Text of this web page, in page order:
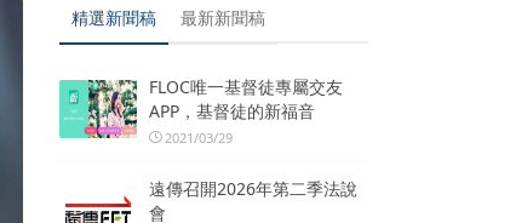
精選新聞稿 最新新聞稿
FLOC唯一基督徒專屬交友
APP，基督徒的新福音
2021/03/29
遠傳召開2026年第二季法說
會